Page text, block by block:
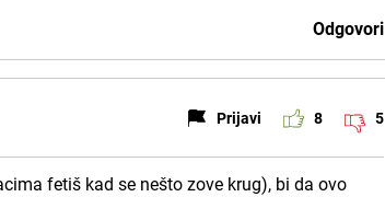
Odgovori
Prijavi 8 5
fetiš kad se nešto zove krug), bi da ovo